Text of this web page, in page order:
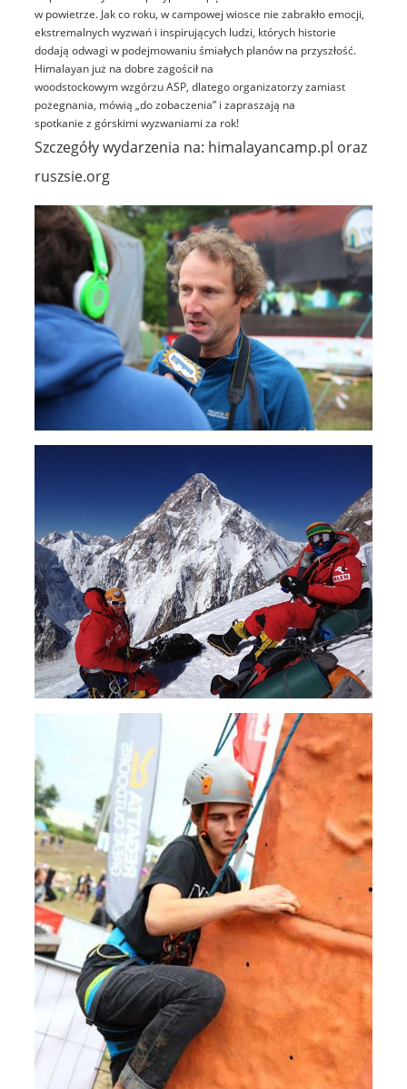
w powietrze. Jak co roku, w campowej wiosce nie zabrakło emocji,
ekstremalnych wyzwań i inspirujących ludzi, których historie
dodają odwagi w podejmowaniu śmiałych planów na przyszłość.
Himalayan już na dobre zagościł na
woodstockowym wzgórzu ASP, dlatego organizatorzy zamiast
pożegnania, mówią „do zobaczenia” i zapraszają na
spotkanie z górskimi wyzwaniami za rok!
Szczegóły wydarzenia na: himalayancamp.pl oraz
ruszsie.org